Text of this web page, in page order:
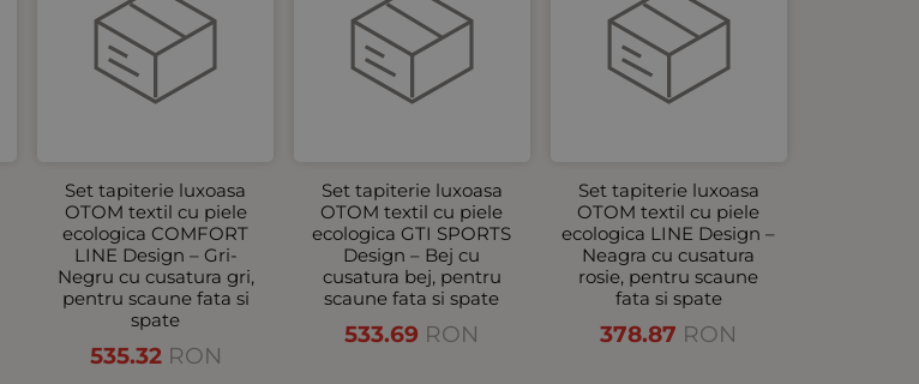
Set tapiterie luxoasa
OTOM textil cu piele
ecologica COMFORT
LINE Design – Gri-
Negru cu cusatura gri,
pentru scaune fata si
spate
535.32 RON
Set tapiterie luxoasa
OTOM textil cu piele
ecologica GTI SPORTS
Design – Bej cu
cusatura bej, pentru
scaune fata si spate
533.69 RON
Set tapiterie luxoasa
OTOM textil cu piele
ecologica LINE Design –
Neagra cu cusatura
rosie, pentru scaune
fata si spate
378.87 RON